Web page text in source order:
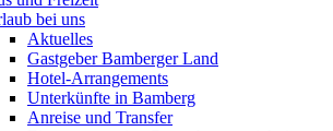
bei uns
Aktuelles
Gastgeber Bamberger Land
Hotel-Arrangements
Unterkünfte in Bamberg
Anreise und Transfer